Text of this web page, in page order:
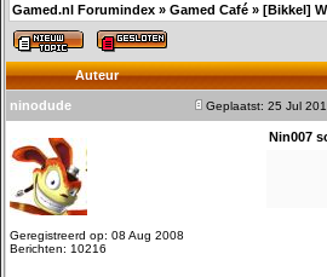
Gamed.nl Forumindex » Gamed Café » [Bikkel]
Auteur
ninodude Geplaatst: 25 Jul
Geregistreerd op: 08 Aug 2008
Berichten: 10216
Nin007